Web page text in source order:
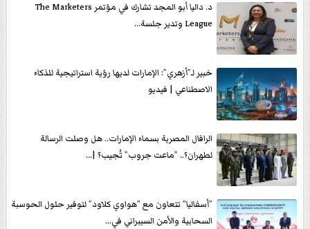
د. داليا أبو المجد تشارك في مؤتمر The Marketers
League وتدير جلسة...
خبير لـ”أزهري”: الإمارات لديها رؤية استراتيجية للذكاء
الاصطناعي | فيديو
الرافال المصرية بسماء الإمارات.. هل وصلت الرسالة
لطهران؟.. ”ماعت جروب” تُجيب؟ |...
”أسفاليا” تتعاون مع ”هواوي كلاود” لتوفير حلول الحوسبة
السحابية والأمن السيبراني في...